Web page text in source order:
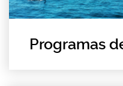
Programas